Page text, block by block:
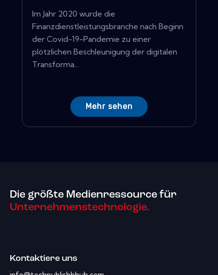
Im Jahr 2020 wurde die
Finanzdienstleistungsbranche nach Beginn
der Covid-19-Pandemie zu einer
plötzlichen Beschleunigung der digitalen
Transforma...
Mehr sehen
Die größte Medienressource für
Unternehmenstechnologie.
Kontaktiere uns